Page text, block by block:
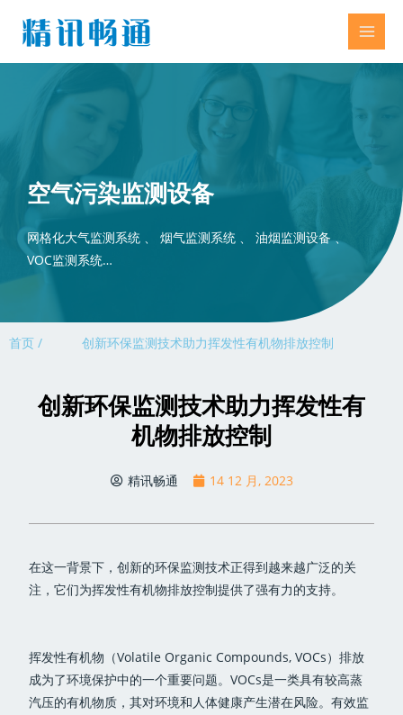
空气污染监测设备
网格化大气监测系统 、 烟气监测系统 、 油烟监测设备 、
VOC监测系统…
首页 / 创新环保监测技术助力挥发性有机物排放控制
创新环保监测技术助力挥发性有
机物排放控制
精讯畅通 14 12 月, 2023
在这一背景下，创新的环保监测技术正得到越来越广泛的关
注，它们为挥发性有机物排放控制提供了强有力的支持。
挥发性有机物（Volatile Organic Compounds, VOCs）排放
成为了环境保护中的一个重要问题。VOCs是一类具有较高蒸
汽压的有机物质，其对环境和人体健康产生潜在风险。有效监